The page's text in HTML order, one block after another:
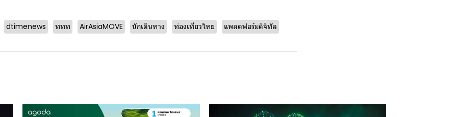
dtimenews ททท AirAsiaMOVE นักเดินทาง ท่องเที่ยวไทย แพลตฟอร์มดิจิทัล